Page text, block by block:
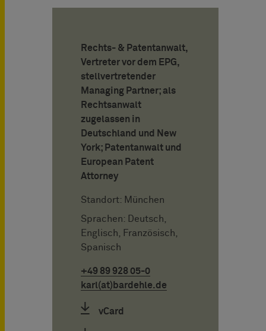
Rechts- & Patentanwalt,
Vertreter vor dem EPG,
stellvertretender
Managing Partner; als
Rechtsanwalt
zugelassen in
Deutschland und New
York; Patentanwalt und
European Patent
Attorney
Standort: München
Sprachen: Deutsch,
Englisch, Französisch,
Spanisch
+49 89 928 05-0
karl(at)bardehle.de
vCard